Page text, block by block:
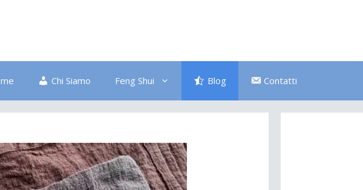
Chi Siamo Feng Shui
Bagno
Divano
Ingresso
Blog Contatti